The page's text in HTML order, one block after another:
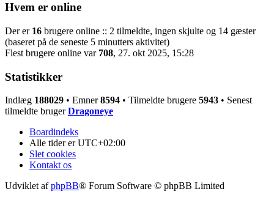
Hvem er online
Der er 16 brugere online :: 2 tilmeldte, ingen skjulte og 14 gæster
(baseret på de seneste 5 minutters aktivitet)
Flest brugere online var 708, 27. okt 2025, 15:28
Statistikker
Indlæg 188029 • Emner8594 • Tilmeldte brugere 5943 • Senest
tilmeldte brugerDragoneye
Boardindeks
Alle tider erUTC+02:00
Slet cookies
Kontakt os
Udviklet afphpBB® Forum Software © phpBB Limited